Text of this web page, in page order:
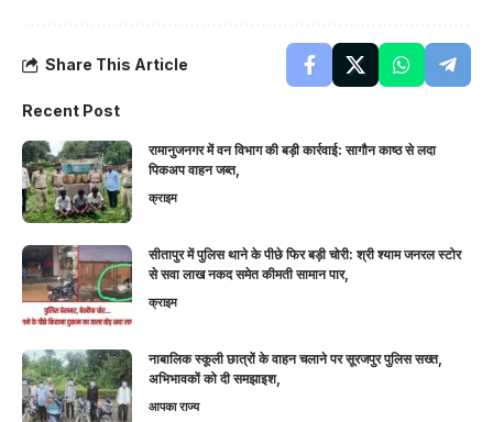
Share This Article
Recent Post
रामानुजनगर में वन विभाग की बड़ी कार्रवाई: सागौन काष्ठ से लदा
पिकअप वाहन जब्त,
क्राइम
सीतापुर में पुलिस थाने के पीछे फिर बड़ी चोरी: श्री श्याम जनरल स्टोर
से सवा लाख नकद समेत कीमती सामान पार,
क्राइम
नाबालिक स्कूली छात्रों के वाहन चलाने पर सूरजपुर पुलिस सख्त,
अभिभावकों को दी समझाइश,
आपका राज्य